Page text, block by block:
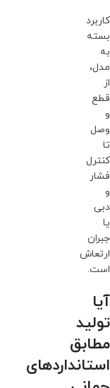
کاربرد
بسته
به
مدل،
از
قطع
و
وصل
تا
کنترل
فشار
و
دبی
یا
جبران
ارتعاش
است.
آیا
تولید
مطابق
استانداردهای